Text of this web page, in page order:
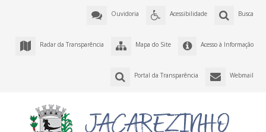
Busca
Acessibilidade
Ouvidoria
Acesso à Informação
Mapa do Site
Radar da Transparência
Webmail
Portal da Transparência